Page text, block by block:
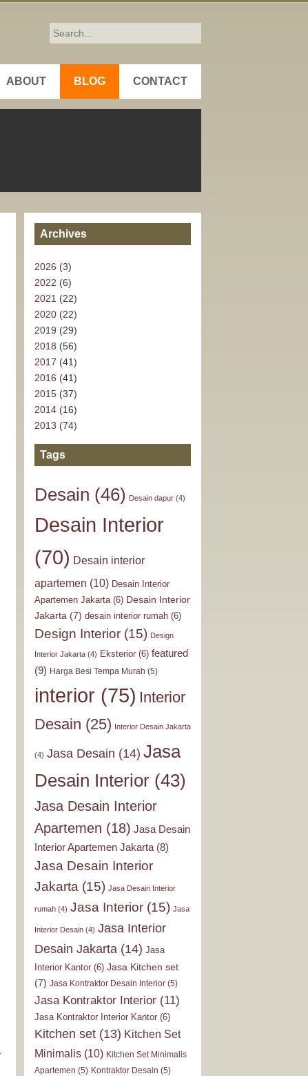
ABOUT BLOG CONTACT
Archives
2026 (3)
2022 (6)
2021 (22)
2020(22)
2019 (29)
2018 (56)
2017 (41)
2016 (41)
2015(37)
2014(16)
2013 (74)
Tags
Desain (46) Desain dapur(4)
Desain Interior
(70) Desain interior
apartemen (10) Desain Interior
Apartemen Jakarta(6) Desain Interior
Jakarta (7) desain interior rumah(6)
Design Interior(15) Design
Interior Jakarta(4) Eksterior(6) featured
(9) Harga Besi Tempa Murah (5)
interior(75) Interior
Desain (25) Interior Desain Jakarta
(4) Jasa Desain (14) Jasa
Desain Interior(43)
Jasa Desain Interior
Apartemen (18) Jasa Desain
Interior Apartemen Jakarta(8)
Jasa Desain Interior
Jakarta (15) Jasa Desain Interior
rumah(4) Jasa Interior(15) Jasa
Interior Desain(4) Jasa Interior
Desain Jakarta (14) Jasa
Interior Kantor(6) Jasa Kitchen set
(7) Jasa Kontraktor Desain Interior(5)
Jasa Kontraktor Interior(11)
Jasa Kontraktor Interior Kantor(6)
Kitchen set(13) Kitchen Set
Minimalis(10) Kitchen Set Minimalis
Apartemen (5) Kontraktor Desain (5)